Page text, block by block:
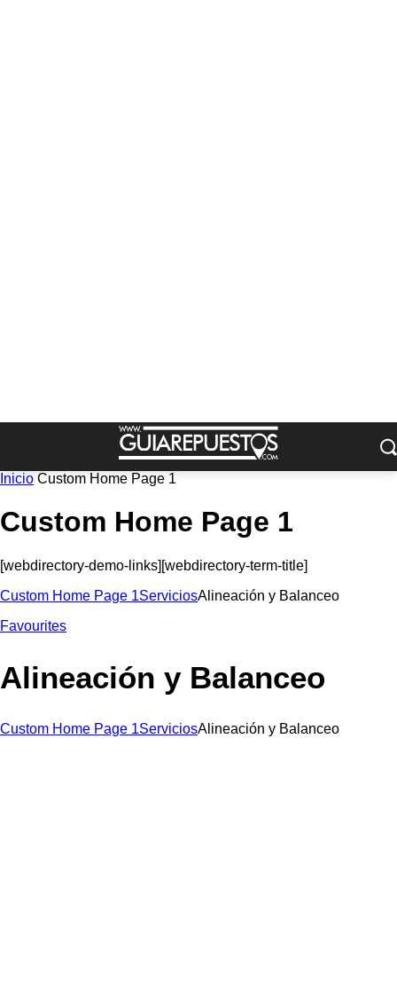
Inicio Custom Home Page 1
Custom Home Page 1
[webdirectory-demo-links][webdirectory-term-title]
Custom Home Page 1ServiciosAlineación y Balanceo
Favourites
Alineación y Balanceo
Custom Home Page 1ServiciosAlineación y Balanceo